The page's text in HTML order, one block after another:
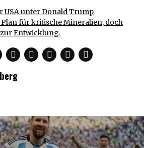
USA unter Donald Trump
Plan für kritische Mineralien, doch
Entwicklung.